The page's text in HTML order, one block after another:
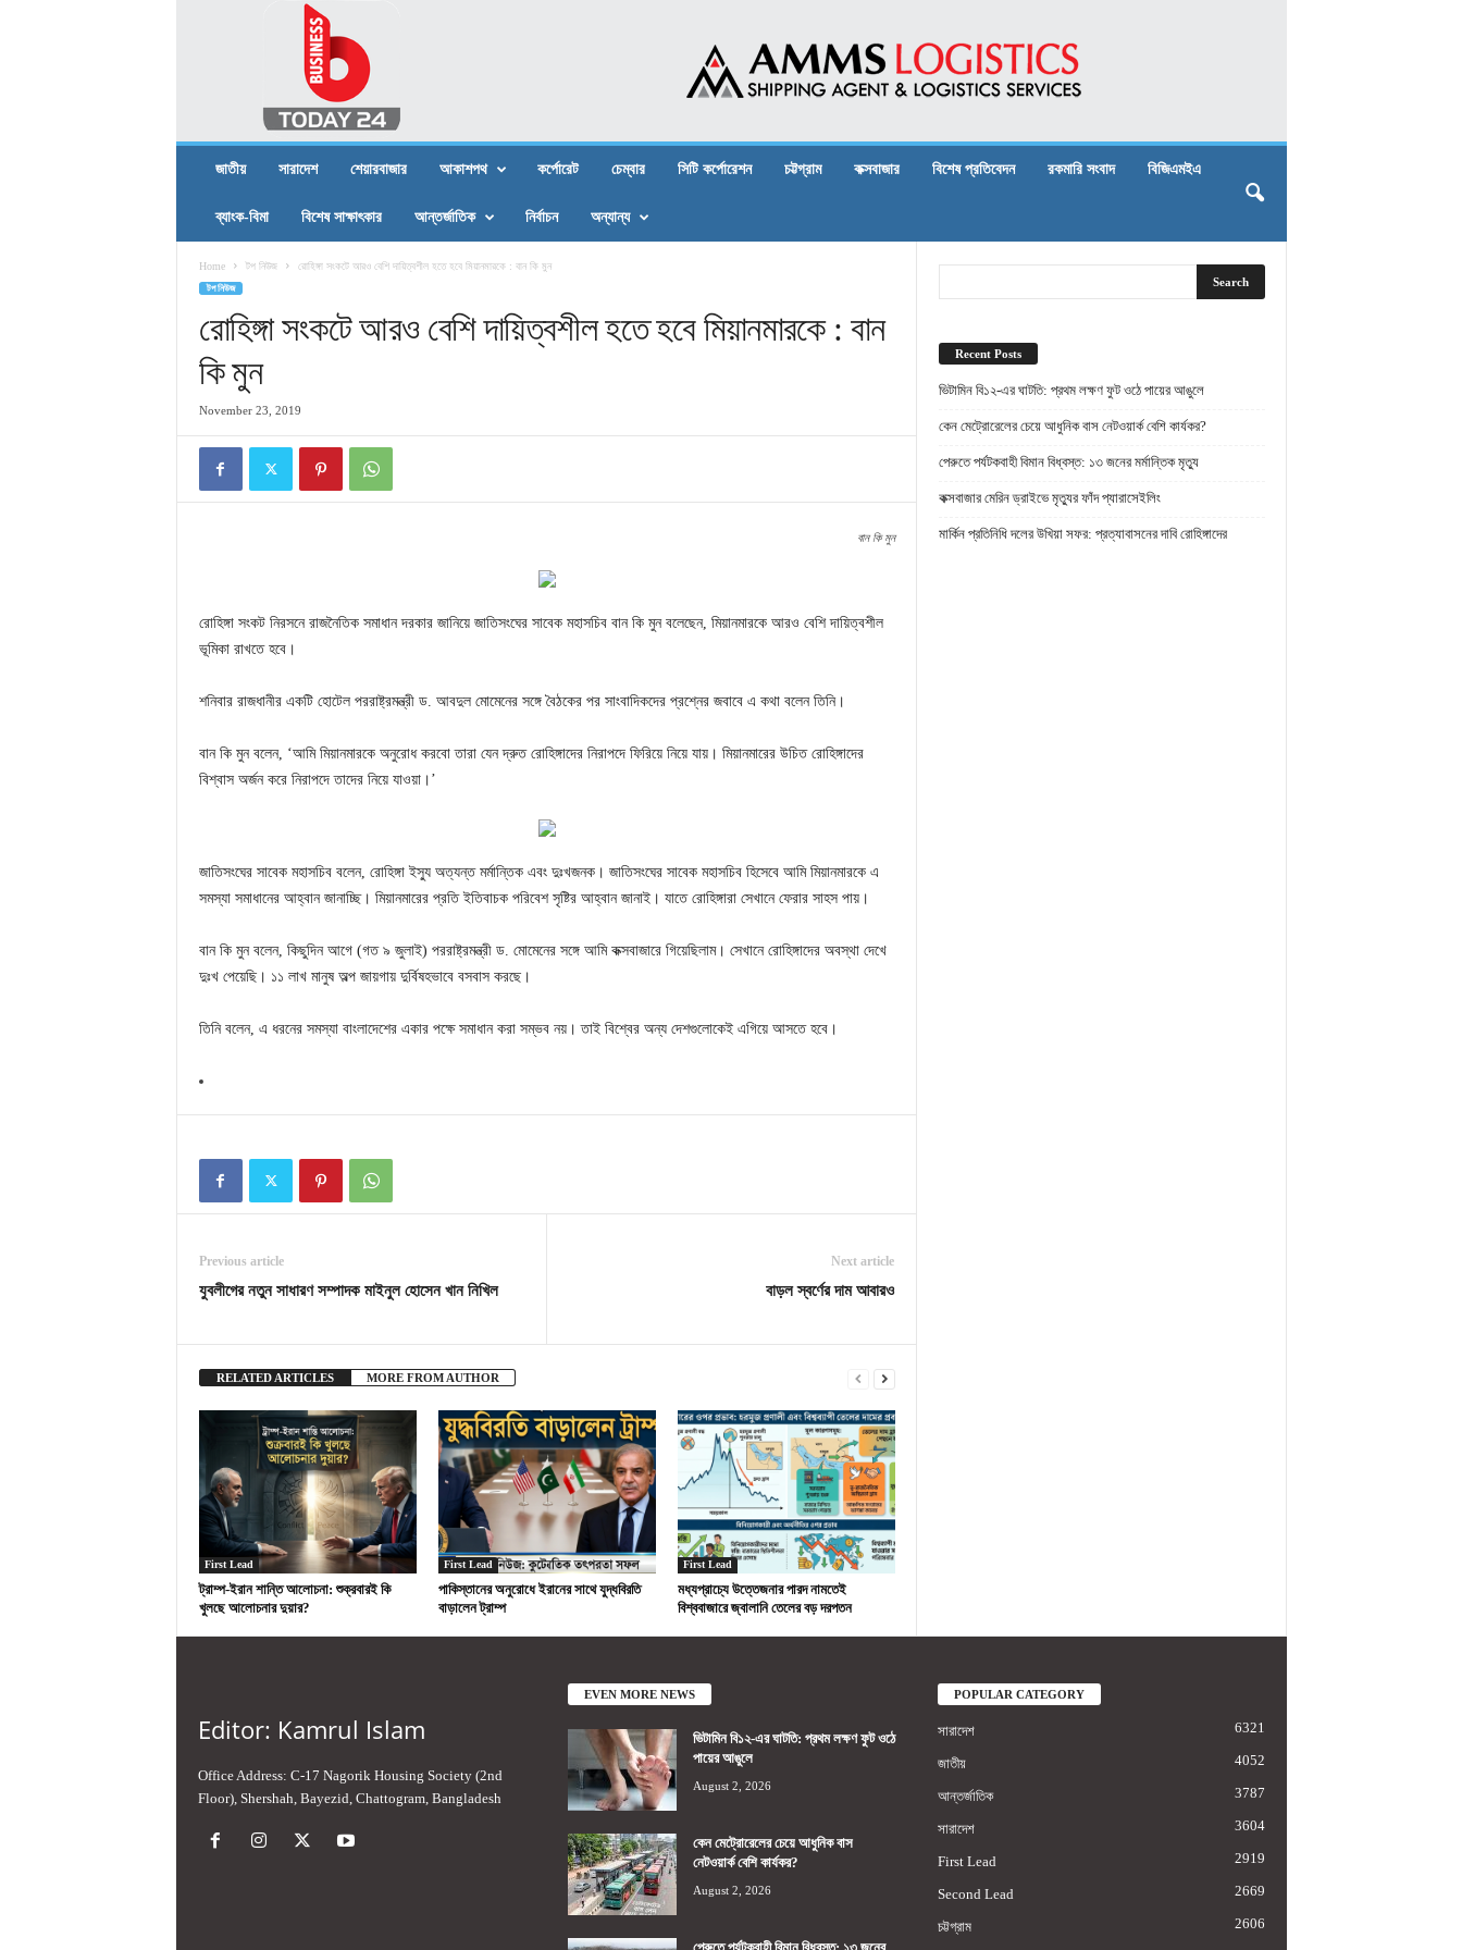
জাতীয় সারাদেশ শেয়ারবাজার আকাশপথ কর্পোরেট চেম্বার সিটি কর্পোরেশন চট্টগ্রাম কক্সবাজার বিশেষ প্রতিবেদন রকমারি সংবাদ বিজিএমইএ
ব্যাংক-বিমা বিশেষ সাক্ষাৎকার আন্তর্জাতিক নির্বাচন অন্যান্য
Home টপ নিউজ রোহিঙ্গা সংকটে আরও বেশি দায়িত্বশীল হতে হবে মিয়ানমারকে : বান কি মুন
টপ নিউজ
রোহিঙ্গা সংকটে আরও বেশি দায়িত্বশীল হতে হবে মিয়ানমারকে : বান
কি মুন
November 23, 2019
বান কি মুন
রোহিঙ্গা সংকট নিরসনে রাজনৈতিক সমাধান দরকার জানিয়ে জাতিসংঘের সাবেক মহাসচিব বান কি মুন বলেছেন, মিয়ানমারকে আরও বেশি দায়িত্বশীল
ভূমিকা রাখতে হবে।
শনিবার রাজধানীর একটি হোটেল পররাষ্ট্রমন্ত্রী ড. আবদুল মোমেনের সঙ্গে বৈঠকের পর সাংবাদিকদের প্রশ্নের জবাবে এ কথা বলেন তিনি।
বান কি মুন বলেন, ‘আমি মিয়ানমারকে অনুরোধ করবো তারা যেন দ্রুত রোহিঙ্গাদের নিরাপদে ফিরিয়ে নিয়ে যায়। মিয়ানমারের উচিত রোহিঙ্গাদের
বিশ্বাস অর্জন করে নিরাপদে তাদের নিয়ে যাওয়া।’
জাতিসংঘের সাবেক মহাসচিব বলেন, রোহিঙ্গা ইস্যু অত্যন্ত মর্মান্তিক এবং দুঃখজনক। জাতিসংঘের সাবেক মহাসচিব হিসেবে আমি মিয়ানমারকে এ
সমস্যা সমাধানের আহ্বান জানাচ্ছি। মিয়ানমারের প্রতি ইতিবাচক পরিবেশ সৃষ্টির আহ্বান জানাই। যাতে রোহিঙ্গারা সেখানে ফেরার সাহস পায়।
বান কি মুন বলেন, কিছুদিন আগে (গত ৯ জুলাই) পররাষ্ট্রমন্ত্রী ড. মোমেনের সঙ্গে আমি কক্সবাজারে গিয়েছিলাম। সেখানে রোহিঙ্গাদের অবস্থা দেখে
দুঃখ পেয়েছি। ১১ লাখ মানুষ অল্প জায়গায় দুর্বিষহভাবে বসবাস করছে।
তিনি বলেন, এ ধরনের সমস্যা বাংলাদেশের একার পক্ষে সমাধান করা সম্ভব নয়। তাই বিশ্বের অন্য দেশগুলোকেই এগিয়ে আসতে হবে।
Previous article
যুবলীগের নতুন সাধারণ সম্পাদক মাইনুল হোসেন খান নিখিল
Next article
বাড়ল স্বর্ণের দাম আবারও
RELATED ARTICLES MORE FROM AUTHOR
First Lead
ট্রাম্প-ইরান শান্তি আলোচনা: শুক্রবারই কি
খুলছে আলোচনার দুয়ার?
First Lead
পাকিস্তানের অনুরোধে ইরানের সাথে যুদ্ধবিরতি
বাড়ালেন ট্রাম্প
First Lead
মধ্যপ্রাচ্যে উত্তেজনার পারদ নামতেই
বিশ্ববাজারে জ্বালানি তেলের বড় দরপতন
Recent Posts
ভিটামিন বি১২-এর ঘাটতি: প্রথম লক্ষণ ফুট ওঠে পায়ের আঙুলে
কেন মেট্রোরেলের চেয়ে আধুনিক বাস নেটওয়ার্ক বেশি কার্যকর?
পেরুতে পর্যটকবাহী বিমান বিধ্বস্ত: ১৩ জনের মর্মান্তিক মৃত্যু
কক্সবাজার মেরিন ড্রাইভে মৃত্যুর ফাঁদ প্যারাসেইলিং
মার্কিন প্রতিনিধি দলের উখিয়া সফর: প্রত্যাবাসনের দাবি রোহিঙ্গাদের
Editor: Kamrul Islam
Office Address: C-17 Nagorik Housing Society (2nd
Floor), Shershah, Bayezid, Chattogram, Bangladesh
EVEN MORE NEWS
ভিটামিন বি১২-এর ঘাটতি: প্রথম লক্ষণ ফুট ওঠে
পায়ের আঙুলে
August 2, 2026
কেন মেট্রোরেলের চেয়ে আধুনিক বাস
নেটওয়ার্ক বেশি কার্যকর?
August 2, 2026
POPULAR CATEGORY
সারাদেশ 6321
জাতীয় 4052
আন্তর্জাতিক 3787
সারাদেশ 3604
First Lead 2919
Second Lead 2669
চট্টগ্রাম 2606